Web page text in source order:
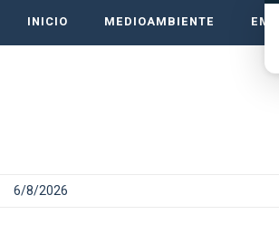
INICIO MEDIOAMBIENTE
6/8/2026